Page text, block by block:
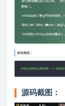
源码截图：